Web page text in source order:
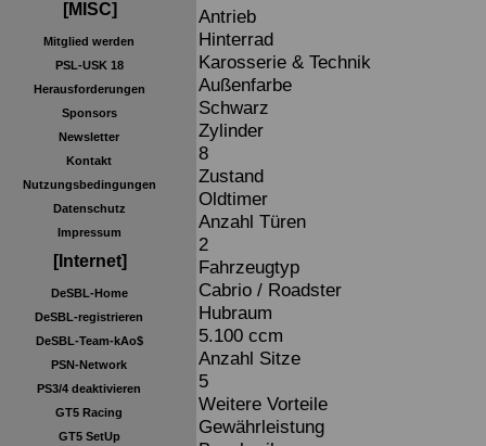
[MISC]
Mitglied werden
PSL-USK 18
Herausforderungen
Sponsors
Newsletter
Kontakt
Nutzungsbedingungen
Datenschutz
Impressum
[Internet]
DeSBL-Home
DeSBL-registrieren
DeSBL-Team-kAo$
PSN-Network
PS3/4 deaktivieren
GT5 Racing
GT5 SetUp
Antrieb
Hinterrad
Karosserie & Technik
Außenfarbe
Schwarz
Zylinder
8
Zustand
Oldtimer
Anzahl Türen
2
Fahrzeugtyp
Cabrio / Roadster
Hubraum
5.100 ccm
Anzahl Sitze
5
Weitere Vorteile
Gewährleistung